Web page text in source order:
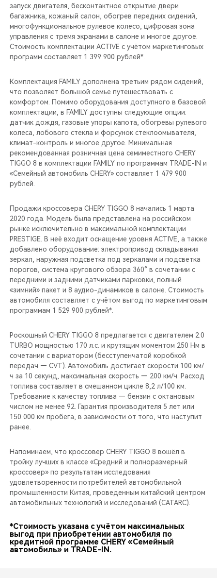
запуск двигателя, бесконтактное открытие двери
багажника, кожаный салон, обогрев передних сидений,
многофункциональное рулевое колесо, цифровая зона
управления с тремя экранами в салоне и многое другое.
Стоимость комплектации ACTIVE c учётом маркетинговых
программ составляет 1 399 900 рублей*.
Комплектация FAMILY дополнена третьим рядом сидений,
что позволяет большой семье путешествовать с
комфортом. Помимо оборудования доступного в базовой
комплектации, в FAMILY доступны следующие опции:
датчик дождя, газовые упоры капота, обогревы рулевого
колеса, лобового стекла и форсунок стеклоомывателя,
климат-контроль и многое другое. Минимальная
рекомендованная розничная цена семиместного CHERY
TIGGO 8 в комплектации FAMILY по программам TRADE-IN и
«Семейный автомобиль CHERY» составляет 1 479 900
рублей.
Продажи кроссовера CHERY TIGGO 8 начались 1 марта
2020 года. Модель была представлена на российском
рынке исключительно в максимальной комплектации
PRESTIGE. В неё входит оснащение уровня ACTIVE, а также
добавлено оборудование: электропривод складывания
зеркал, наружная подсветка под зеркалами и подсветка
порогов, система кругового обзора 360° в сочетании с
передними и задними датчиками парковки, полный
«зимний» пакет и 8 аудио-динамиков в салоне. Стоимость
автомобиля составляет с учётом выгод по маркетинговым
программам 1 529 900 рублей*.
Роскошный CHERY TIGGO 8 предлагается с двигателем 2.0
TURBO мощностью 170 л.c. и крутящим моментом 250 Нм в
сочетании с вариатором (бесступенчатой коробкой
передач — CVT). Автомобиль достигает скорости 100 км/
ч за 10 секунд, максимальная скорость — 200 км/ч. Расход
топлива составляет в смешанном цикле 8,2 л/100 км.
Требование к качеству топлива — бензин с октановым
числом не менее 92. Гарантия производителя 5 лет или
150 000 км пробега, в зависимости от того, что наступит
ранее.
Напоминаем, что кроссовер CHERY TIGGO 8 вошёл в
тройку лучших в классе «Средний и полноразмерный
кроссовер» по результатам исследования
удовлетворенности потребителей автомобильной
промышленности Китая, проведенным китайский центром
автомобильных технологий и исследований (CATARC).
*Стоимость указана с учётом максимальных
выгод при приобретении автомобиля по
кредитной программе CHERY «Семейный
автомобиль» и TRADE-IN.